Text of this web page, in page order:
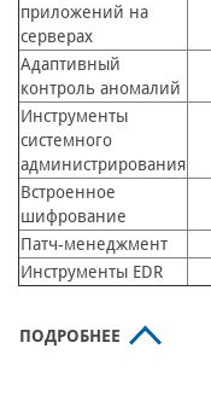
приложений на
серверах
Адаптивный
контроль аномалий
Инструменты
системного
администрирования
Встроенное
шифрование
Патч-менеджмент
Инструменты EDR
ПОДРОБНЕЕ